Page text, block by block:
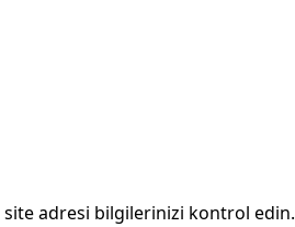
site adresi bilgilerinizi kontrol edin.